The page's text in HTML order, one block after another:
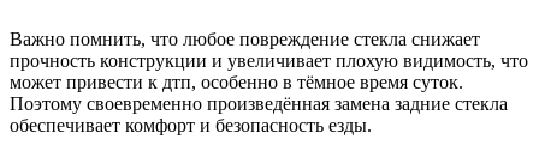
Важно помнить, что любое повреждение стекла снижает
прочность конструкции и увеличивает плохую видимость, что
может привести к дтп, особенно в тёмное время суток.
Поэтому своевременно произведённая замена задние стекла
обеспечивает комфорт и безопасность езды.